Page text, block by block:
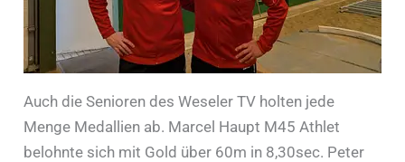
Auch die Senioren des Weseler TV holten jede
Menge Medallien ab. Marcel Haupt M45 Athlet
belohnte sich mit Gold über 60m in 8,30sec. Peter